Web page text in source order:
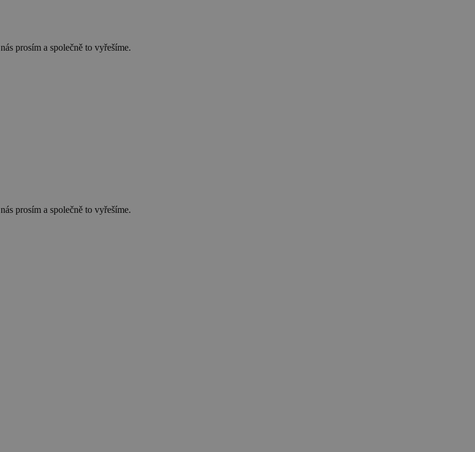
nás prosím a společně to vyřešíme.
nás prosím a společně to vyřešíme.